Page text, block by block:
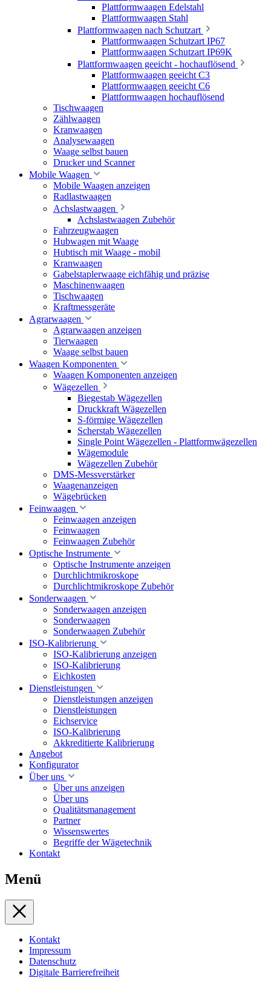
Plattformwaagen Edelstahl
Plattformwaagen Stahl
Plattformwaagen nach Schutzart
Plattformwaagen Schutzart IP67
Plattformwaagen Schutzart IP69K
Plattformwaagen geeicht - hochauflösend
Plattformwaagen geeicht C3
Plattformwaagen geeicht C6
Plattformwaagen hochauflösend
Tischwaagen
Zählwaagen
Kranwaagen
Analysewaagen
Waage selbst bauen
Drucker und Scanner
Mobile Waagen
Mobile Waagen anzeigen
Radlastwaagen
Achslastwaagen
Achslastwaagen Zubehör
Fahrzeugwaagen
Hubwagen mit Waage
Hubtisch mit Waage - mobil
Kranwaagen
Gabelstaplerwaage eichfähig und präzise
Maschinenwaagen
Tischwaagen
Kraftmessgeräte
Agrarwaagen
Agrarwaagen anzeigen
Tierwaagen
Waage selbst bauen
Waagen Komponenten
Waagen Komponenten anzeigen
Wägezellen
Biegestab Wägezellen
Druckkraft Wägezellen
S-förmige Wägezellen
Scherstab Wägezellen
Single Point Wägezellen - Plattformwägezellen
Wägemodule
Wägezellen Zubehör
DMS-Messverstärker
Waagenanzeigen
Wägebrücken
Feinwaagen
Feinwaagen anzeigen
Feinwaagen
Feinwaagen Zubehör
Optische Instrumente
Optische Instrumente anzeigen
Durchlichtmikroskope
Durchlichtmikroskope Zubehör
Sonderwaagen
Sonderwaagen anzeigen
Sonderwaagen
Sonderwaagen Zubehör
ISO-Kalibrierung
ISO-Kalibrierung anzeigen
ISO-Kalibrierung
Eichkosten
Dienstleistungen
Dienstleistungen anzeigen
Dienstleistungen
Eichservice
ISO-Kalibrierung
Akkreditierte Kalibrierung
Angebot
Konfigurator
Über uns
Über uns anzeigen
Über uns
Qualitätsmanagement
Partner
Wissenswertes
Begriffe der Wägetechnik
Kontakt
Menü
Kontakt
Impressum
Datenschutz
Digitale Barrierefreiheit